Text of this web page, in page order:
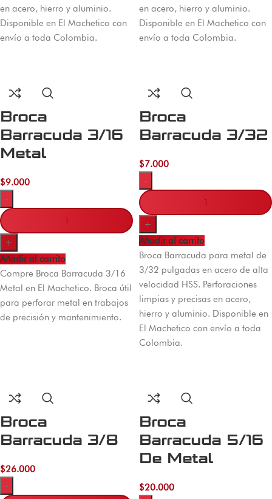
en acero, hierro y aluminio.
Disponible en El Machetico con
envío a toda Colombia.
en acero, hierro y aluminio.
Disponible en El Machetico con
envío a toda Colombia.
Broca
Barracuda 3/16
Metal
$9.000
-
+
Añadir al carrito
Compre Broca Barracuda 3/16
Metal en El Machetico. Broca útil
para perforar metal en trabajos
de precisión y mantenimiento.
Broca
Barracuda 3/32
$7.000
-
+
Añadir al carrito
Broca Barracuda para metal de
3/32 pulgadas en acero de alta
velocidad HSS. Perforaciones
limpias y precisas en acero,
hierro y aluminio. Disponible en
El Machetico con envío a toda
Colombia.
Broca
Barracuda 3/8
$26.000
-
Broca
Barracuda 5/16
De Metal
$20.000